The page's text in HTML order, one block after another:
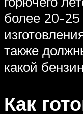
более 20-
также
какой
Как